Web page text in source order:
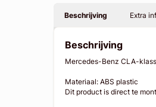
Beschrijving Extra
Beschrijving
Mercedes-Benz CLA-
Materiaal: ABS plastic
Dit product is direct te